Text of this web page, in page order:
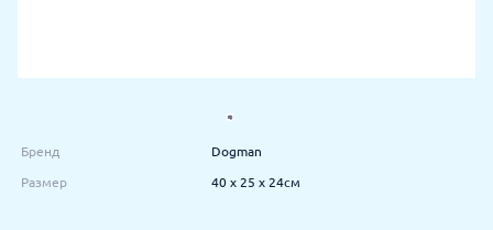
Бренд Dogman
Размер 40 х 25 х 24см